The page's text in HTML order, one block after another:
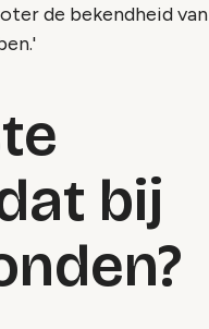
de bekendheid van
bij